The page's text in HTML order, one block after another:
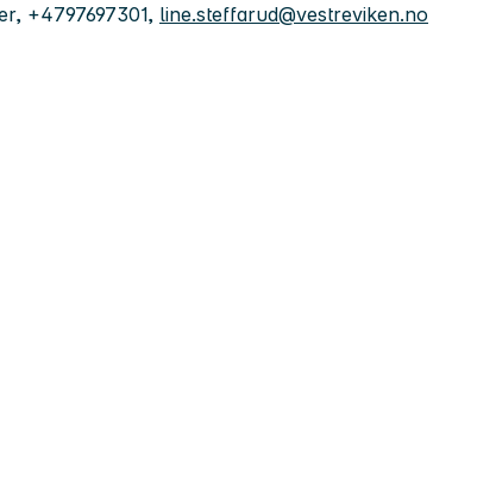
+4797697301, line.steffarud@vestreviken.no